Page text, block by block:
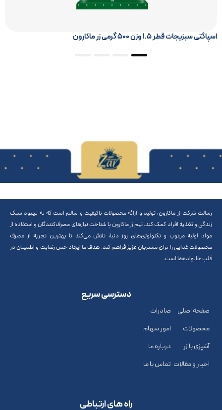
اسپاگتی سبوس دار قطر ۱.۵ وزن ۷۰۰ گرمی زر ماکارون
رسالت شرکت زر ماکارون، تولید و ارائه محصولات باکیفیت و سالم است که به بهبود سبک
زندگی و تغذیه افراد کمک کند. تیم زر ماکارون با شناخت نیازهای مصرف‌کنندگان و استفاده از
مواد اولیه مرغوب و تکنولوژی‌های روز دنیا، تلاش می‌کند تا بهترین تجربه از مصرف
محصولات غذایی را برای مشتریان عزیز فراهم کند. هدف ما ایجاد حس رضایت و اطمینان در
قلب خانواده‌ها است.
دسترسی سریع
صفحه اصلی
محصولات
آشپزی با زر
اخبار و مقالات
صادرات
امور سهام
درباره ما
تماس با ما
راه های ارتباطی